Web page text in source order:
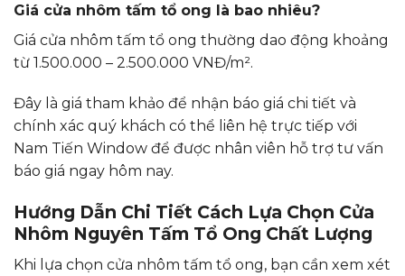
Giá cửa nhôm tấm tổ ong là bao nhiêu?
Giá cửa nhôm tấm tổ ong thường dao động khoảng
từ 1.500.000 – 2.500.000 VNĐ/m².
Đây là giá tham khảo để nhận báo giá chi tiết và
chính xác quý khách có thể liên hệ trực tiếp với
Nam Tiến Window để được nhân viên hỗ trợ tư vấn
báo giá ngay hôm nay.
Hướng Dẫn Chi Tiết Cách Lựa Chọn Cửa
Nhôm Nguyên Tấm Tổ Ong Chất Lượng
Khi lựa chọn cửa nhôm tấm tổ ong, bạn cần xem xét